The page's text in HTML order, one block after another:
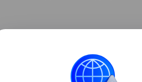
состояние, при котором
количества эритроцитов.
гемоглобин и отвечают за